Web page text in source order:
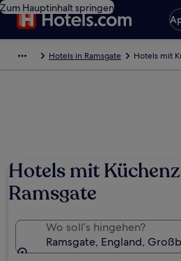
Zum Hauptinhalt springen
Hotels in Ramsgate Hotels mit
Hotels mit
Ramsgate
Wo soll’s hingehen?
Ramsgate, England,